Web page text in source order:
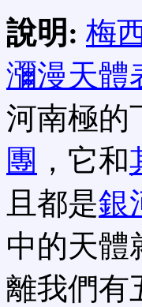
說明: 梅
瀰漫天體
河南極的
團 ，它和
且都是銀
中的天體
離我們有